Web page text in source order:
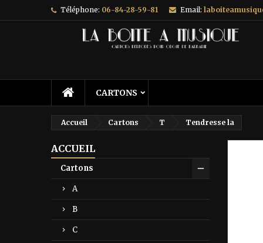
Téléphone: 06-84-28-59-81 Email:
CARTONS
Accueil Cartons T Tendresse la
ACCUEIL
Cartons
A
B
C